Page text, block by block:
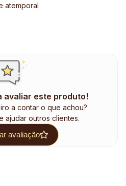
atemporal
avaliar este produto!
a contar o que achou?
ajudar outros clientes.
avaliação